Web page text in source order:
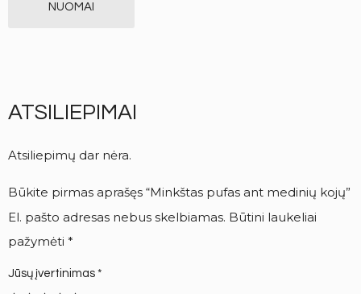
NUOMAI
ATSILIEPIMAI
Atsiliepimų dar nėra.
Būkite pirmas aprašęs “Minkštas pufas ant medinių kojų”
El. pašto adresas nebus skelbiamas. Būtini laukeliai
pažymėti *
Jūsų įvertinimas *